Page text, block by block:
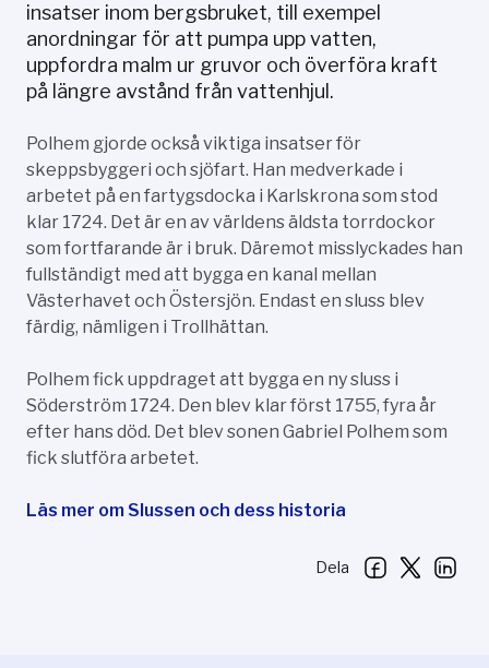
insatser inom bergsbruket, till exempel
anordningar för att pumpa upp vatten,
uppfordra malm ur gruvor och överföra kraft
på längre avstånd från vattenhjul.
Polhem gjorde också viktiga insatser för
skeppsbyggeri och sjöfart. Han medverkade i
arbetet på en fartygsdocka i Karlskrona som stod
klar 1724. Det är en av världens äldsta torrdockor
som fortfarande är i bruk. Däremot misslyckades han
fullständigt med att bygga en kanal mellan
Västerhavet och Östersjön. Endast en sluss blev
färdig, nämligen i Trollhättan.
Polhem fick uppdraget att bygga en ny sluss i
Söderström 1724. Den blev klar först 1755, fyra år
efter hans död. Det blev sonen Gabriel Polhem som
fick slutföra arbetet.
Läs mer om Slussen och dess historia
Dela